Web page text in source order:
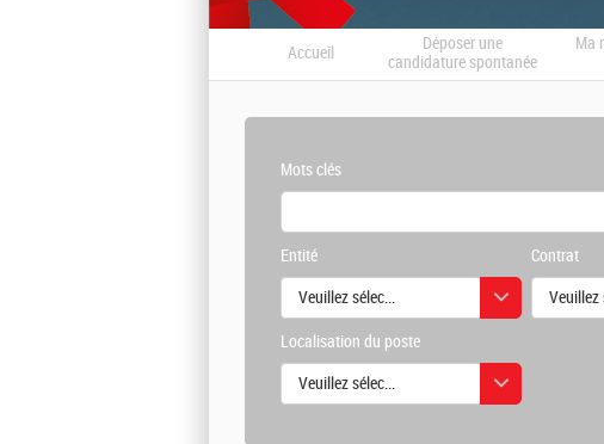
Accueil
Déposer une
candidature spontanée
Ma
Mots clés
Entité
Veuillez sélectionner une ou des valeurs
Contrat
Veuillez
Localisation du poste
Veuillez sélectionner une ou des valeurs